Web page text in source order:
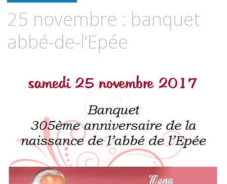
principal
25 novembre : banquet
abbé-de-l’Epée